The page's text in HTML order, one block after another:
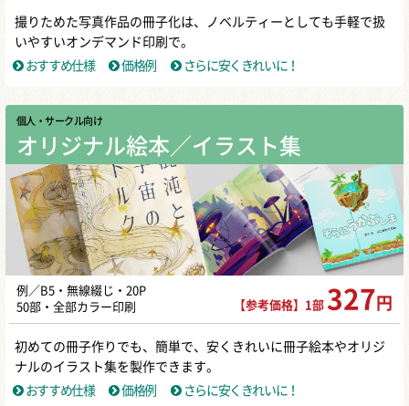
撮りためた写真作品の冊子化は、ノベルティーとしても手軽で扱
いやすいオンデマンド印刷で。
おすすめ仕様
価格例 さらに安くきれいに！
個人・サークル向け
オリジナル絵本／イラスト集
例／B5・無線綴じ・20P
50部・全部カラー印刷
【参考価格】1部 327 円
初めての冊子作りでも、簡単で、安くきれいに冊子絵本やオリジ
ナルのイラスト集を製作できます。
おすすめ仕様
価格例 さらに安くきれいに！